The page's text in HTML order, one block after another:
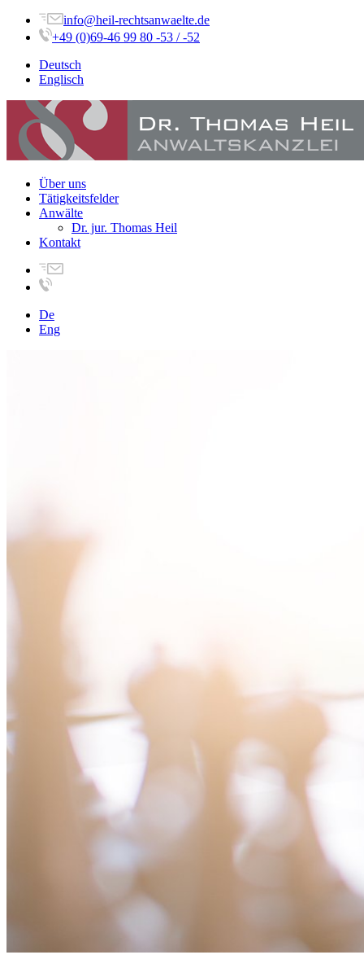
info@heil-rechtsanwaelte.de
+49 (0)69-46 99 80 -53 / -52
Deutsch
Englisch
Über uns
Tätigkeitsfelder
Anwälte
Dr. jur. Thomas Heil
Kontakt
De
Eng